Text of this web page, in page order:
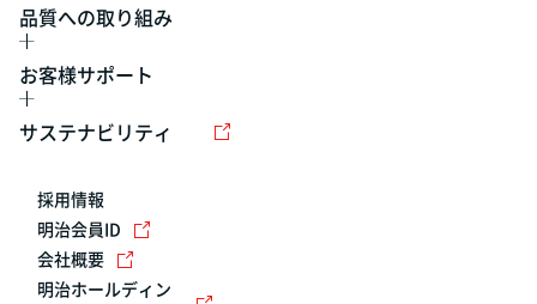
品質への取り組み
お客様サポート
サステナビリティ
採用情報
明治会員ID
会社概要
明治ホールディン